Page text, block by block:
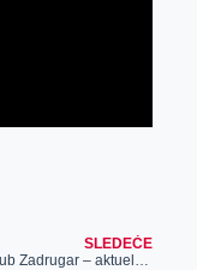
SLEDEĆE